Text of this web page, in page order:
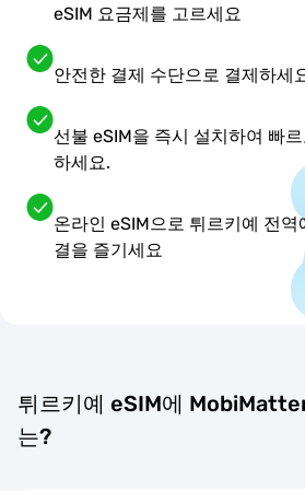
eSIM 요금제를 고르세요
안전한 결제 수단으로 결제하세
선불 eSIM을 즉시 설치하여 빠
하세요.
온라인 eSIM으로 튀르키예 전역
결을 즐기세요
튀르키예 eSIM에
는?